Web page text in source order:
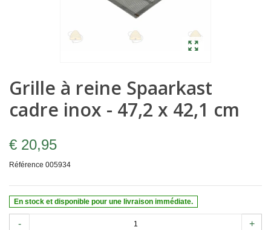
Grille à reine Spaarkast
cadre inox - 47,2 x 42,1 cm
€ 20,95
Référence 005934
En stock et disponible pour une livraison immédiate.
- +